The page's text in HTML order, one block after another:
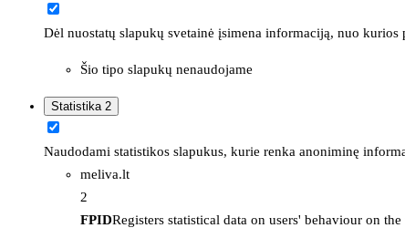
Dėl nuostatų slapukų svetainė įsimena informaciją, nuo
Šio tipo slapukų nenaudojame
Statistika 2
Naudodami statistikos slapukus, kurie renka anoniminę
meliva.lt
2
FPIDRegisters statistical data on users' behaviour on